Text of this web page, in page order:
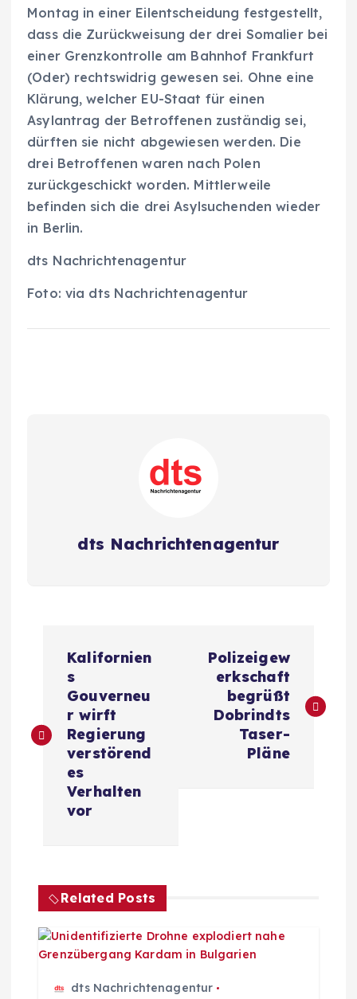
Montag in einer Eilentscheidung festgestellt,
dass die Zurückweisung der drei Somalier bei
einer Grenzkontrolle am Bahnhof Frankfurt
(Oder) rechtswidrig gewesen sei. Ohne eine
Klärung, welcher EU-Staat für einen
Asylantrag der Betroffenen zuständig sei,
dürften sie nicht abgewiesen werden. Die
drei Betroffenen waren nach Polen
zurückgeschickt worden. Mittlerweile
befinden sich die drei Asylsuchenden wieder
in Berlin.
dts Nachrichtenagentur
Foto: via dts Nachrichtenagentur
dts Nachrichtenagentur
i
g
s
n
Kalifornien
s
Gouverneu
r wirft
Regierung
verstörend
es
Verhalten
vor
Polizeigew
erkschaft
begrüßt
Dobrindts
Taser-
Pläne
Related Posts
dts Nachrichtenagentur